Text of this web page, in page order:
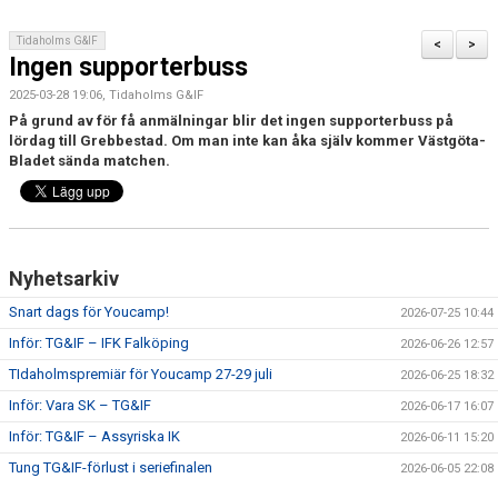
FÖRENINGEN
SOUVENIRER
GAMLA GIFFS TORSDAGSTRÄFFAR
PLANSCHEMA
>
<
Tidaholms G&IF
Ingen supporterbuss
2025-03-28 19:06, Tidaholms G&IF
På grund av för få anmälningar blir det ingen supporterbuss på
lördag till Grebbestad. Om man inte kan åka själv kommer Västgöta-
Bladet sända matchen.
Nyhetsarkiv
Snart dags för Youcamp! 2026-07-25 10:44
Inför: TG&IF – IFK Falköping 2026-06-26 12:57
TIdaholmspremiär för Youcamp 27-29 juli 2026-06-25 18:32
Inför: Vara SK – TG&IF 2026-06-17 16:07
Inför: TG&IF – Assyriska IK 2026-06-11 15:20
Tung TG&IF-förlust i seriefinalen 2026-06-05 22:08